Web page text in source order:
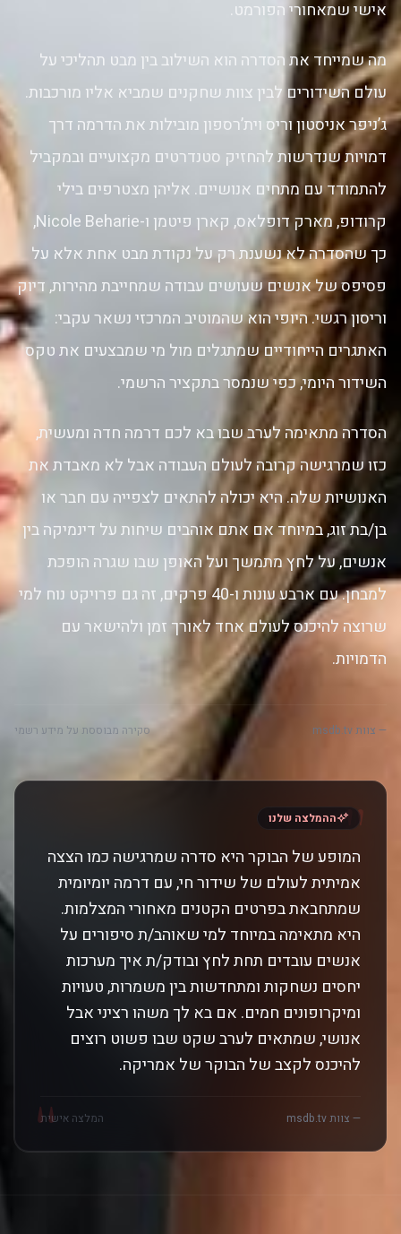
אישי שמאחורי הפורמט.
מה שמייחד את הסדרה הוא השילוב בין מבט תהליכי על
עולם השידורים לבין צוות שחקנים שמביא אליו מורכבות.
ג’ניפר אניסטון וריס וית’רספון מובילות את הדרמה דרך
דמויות שנדרשות להחזיק סטנדרטים מקצועיים ובמקביל
להתמודד עם מתחים אנושיים. אליהן מצטרפים בילי
קרודופ, מארק דופלאס, קארן פיטמן ו-Nicole Beharie,
כך שהסדרה לא נשענת רק על נקודת מבט אחת אלא על
פסיפס של אנשים שעושים עבודה שמחייבת מהירות, דיוק
וריסון רגשי. היופי הוא שהמוטיב המרכזי נשאר עקבי:
האתגרים הייחודיים שמתגלים מול מי שמבצעים את טקס
השידור היומי, כפי שנמסר בתקציר הרשמי.
הסדרה מתאימה לערב שבו בא לכם דרמה חדה ומעשית,
כזו שמרגישה קרובה לעולם העבודה אבל לא מאבדת את
האנושיות שלה. היא יכולה להתאים לצפייה עם חבר או
בן/בת זוג, במיוחד אם אתם אוהבים שיחות על דינמיקה בין
אנשים, על לחץ מתמשך ועל האופן שבו שגרה הופכת
למבחן. עם ארבע עונות ו-40 פרקים, זה גם פרויקט נוח למי
שרוצה להיכנס לעולם אחד לאורך זמן ולהישאר עם
הדמויות.
— צוות msdb.tv סקירה מבוססת על מידע רשמי
"
"
ההמלצה שלנו
המופע של הבוקר היא סדרה שמרגישה כמו הצצה
אמיתית לעולם של שידור חי, עם דרמה יומיומית
שמתחבאת בפרטים הקטנים מאחורי המצלמות.
היא מתאימה במיוחד למי שאוהב/ת סיפורים על
אנשים עובדים תחת לחץ ובודק/ת איך מערכות
יחסים נשחקות ומתחדשות בין משמרות, טעויות
ומיקרופונים חמים. אם בא לך משהו רציני אבל
אנושי, שמתאים לערב שקט שבו פשוט רוצים
להיכנס לקצב של הבוקר של אמריקה.
— צוות msdb.tv המלצה אישית